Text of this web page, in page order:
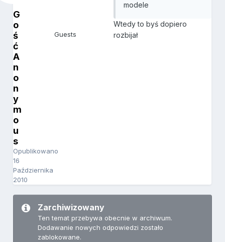
G
o
ś
ć
A
n
o
n
y
m
o
u
s
Opublikowano
16
Października
2010
Guests
modele
Wtedy to byś dopiero
rozbijał
Zarchiwizowany
Ten temat przebywa obecnie w archiwum.
Dodawanie nowych odpowiedzi zostało
zablokowane.